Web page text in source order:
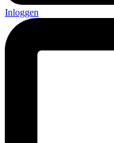
Inloggen